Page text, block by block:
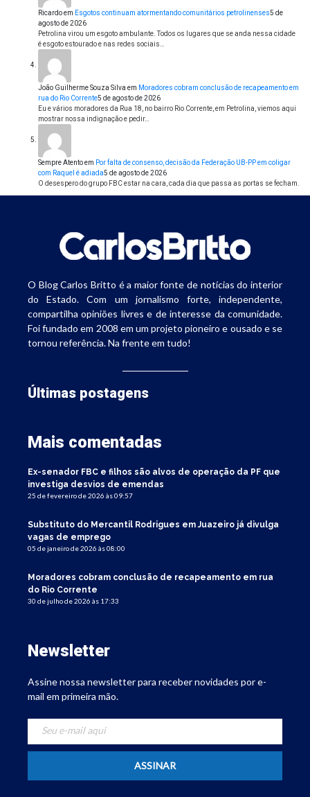
Ricardoem Esgotos continuam atormentando comunitários petrolinenses5 de
agosto de 2026
Petrolina virou um esgoto ambulante. Todos os lugares que se anda nessa cidade
é esgoto estourado e nas redes sociais…
João Guilherme Souza Silva em Moradores cobram conclusão de recapeamento em
rua do Rio Corrente5 de agosto de 2026
Eu e vários moradores da Rua 18, no bairro Rio Corrente, em Petrolina, viemos aqui
mostrar nossa indignação e pedir…
Sempre Atentoem Por falta de consenso, decisão da Federação UB-PP em coligar
com Raquel é adiada5 de agosto de 2026
O desespero do grupo FBC estar na cara, cada dia que passa as portas se fecham.
O Blog Carlos Britto é a maior fonte de notícias do interior
do Estado. Com um jornalismo forte, independente,
compartilha opiniões livres e de interesse da comunidade.
Foi fundado em 2008 em um projeto pioneiro e ousado e se
tornou referência. Na frente em tudo!
Últimas postagens
Mais comentadas
Ex-senador FBC e filhos são alvos de operação da PF que
investiga desvios de emendas
25 de fevereiro de 2026 às 09:57
Substituto do Mercantil Rodrigues em Juazeiro já divulga
vagas de emprego
05 de janeiro de 2026 às 08:00
Moradores cobram conclusão de recapeamento em rua
do Rio Corrente
30 de julho de 2026 às 17:33
Newsletter
Assine nossa newsletter para receber novidades por e-
mail em primeira mão.